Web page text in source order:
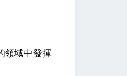
領域中發揮